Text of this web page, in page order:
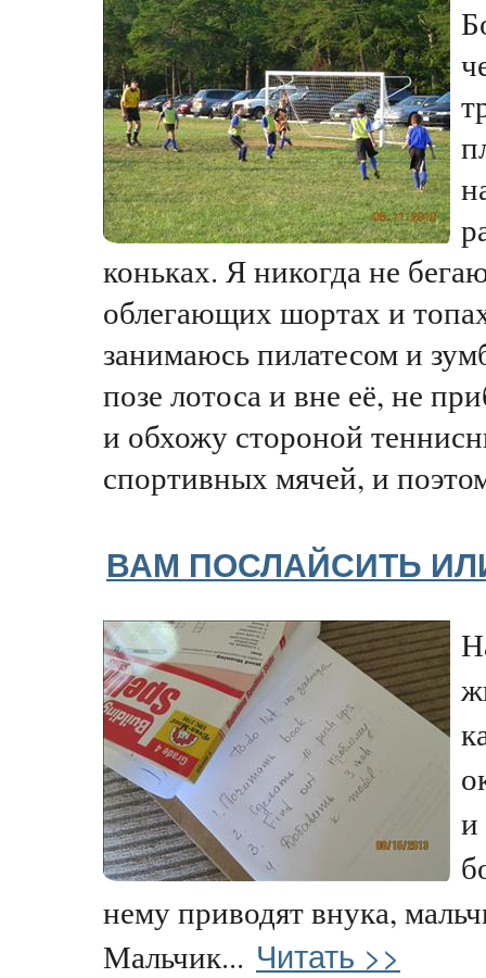
коньках. Я никогда не
облегающих шортах и
занимаюсь пилатесом и
позе лотоса и вне её, не
и обхожу стороной
спортивных мячей, и
ВАМ ПОСЛАЙСИТЬ
и
нему приводят внука,
Мальчик... Читать >>